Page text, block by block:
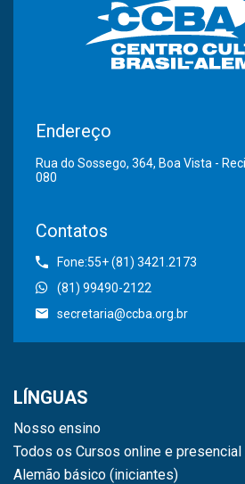
Endereço
Rua do Sossego, 364, Boa Vista -
080
Contatos
Fone:55+ (81) 3421.2173
(81) 99490-2122
secretaria@ccba.org.br
LÍNGUAS
Nosso ensino
Todos os Cursos online e presencial
Alemão básico (iniciantes)